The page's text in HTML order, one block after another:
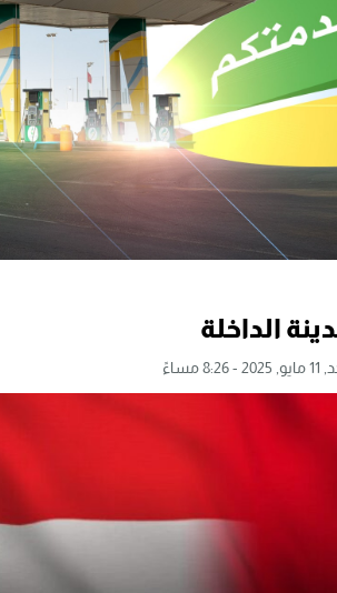
الداخلة
مساءً